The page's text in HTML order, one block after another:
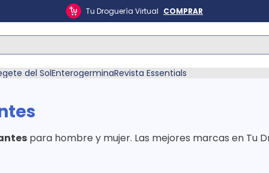
Tu Droguería Virtual COMPRAR
del SolEnterogerminaRevista Essentials
para hombre y mujer. Las mejores marcas en Tu
Buscados